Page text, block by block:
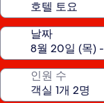
날짜
인원 수